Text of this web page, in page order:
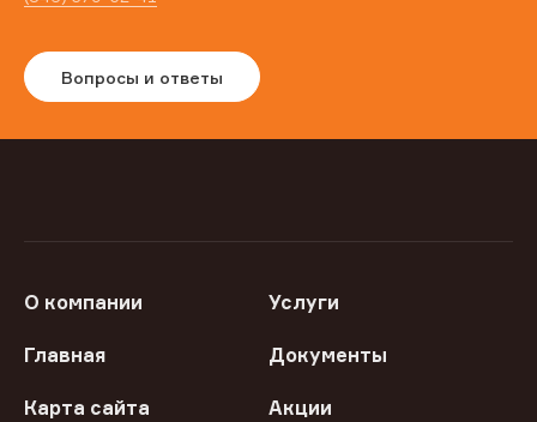
Вопросы и ответы
О компании Услуги
Главная Документы
Карта сайта Акции